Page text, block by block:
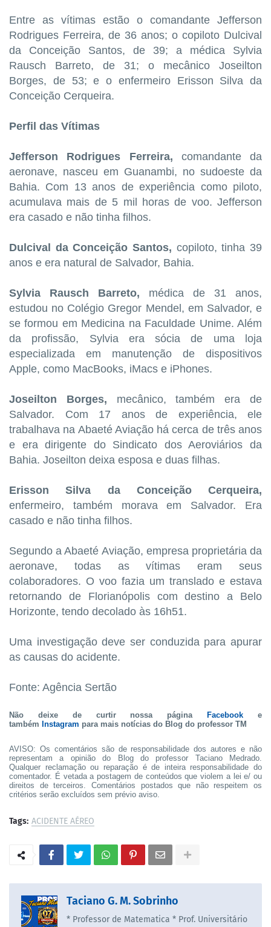
Entre as vítimas estão o comandante Jefferson
Rodrigues Ferreira, de 36 anos; o copiloto Dulcival
da Conceição Santos, de 39; a médica Sylvia
Rausch Barreto, de 31; o mecânico Joseilton
Borges, de 53; e o enfermeiro Erisson Silva da
Conceição Cerqueira.
Perfil das Vítimas
Jefferson Rodrigues Ferreira, comandante da
aeronave, nasceu em Guanambi, no sudoeste da
Bahia. Com 13 anos de experiência como piloto,
acumulava mais de 5 mil horas de voo. Jefferson
era casado e não tinha filhos.
Dulcival da Conceição Santos, copiloto, tinha 39
anos e era natural de Salvador, Bahia.
Sylvia Rausch Barreto, médica de 31 anos,
estudou no Colégio Gregor Mendel, em Salvador, e
se formou em Medicina na Faculdade Unime. Além
da profissão, Sylvia era sócia de uma loja
especializada em manutenção de dispositivos
Apple, como MacBooks, iMacs e iPhones.
Joseilton Borges, mecânico, também era de
Salvador. Com 17 anos de experiência, ele
trabalhava na Abaeté Aviação há cerca de três anos
e era dirigente do Sindicato dos Aeroviários da
Bahia. Joseilton deixa esposa e duas filhas.
Erisson Silva da Conceição Cerqueira,
enfermeiro, também morava em Salvador. Era
casado e não tinha filhos.
Segundo a Abaeté Aviação, empresa proprietária da
aeronave, todas as vítimas eram seus
colaboradores. O voo fazia um translado e estava
retornando de Florianópolis com destino a Belo
Horizonte, tendo decolado às 16h51.
Uma investigação deve ser conduzida para apurar
as causas do acidente.
Fonte: Agência Sertão
Não deixe de curtir nossa página Facebook e
também Instagram para mais notícias do Blog do professor TM
AVISO: Os comentários são de responsabilidade dos autores e não
representam a opinião do Blog do professor Taciano Medrado.
Qualquer reclamação ou reparação é de inteira responsabilidade do
comentador. É vetada a postagem de conteúdos que violem a lei e/ ou
direitos de terceiros. Comentários postados que não respeitem os
critérios serão excluídos sem prévio aviso.
Tags: ACIDENTE AÉREO
Taciano G. M. Sobrinho
* Professor de Matematica * Prof. Universitário